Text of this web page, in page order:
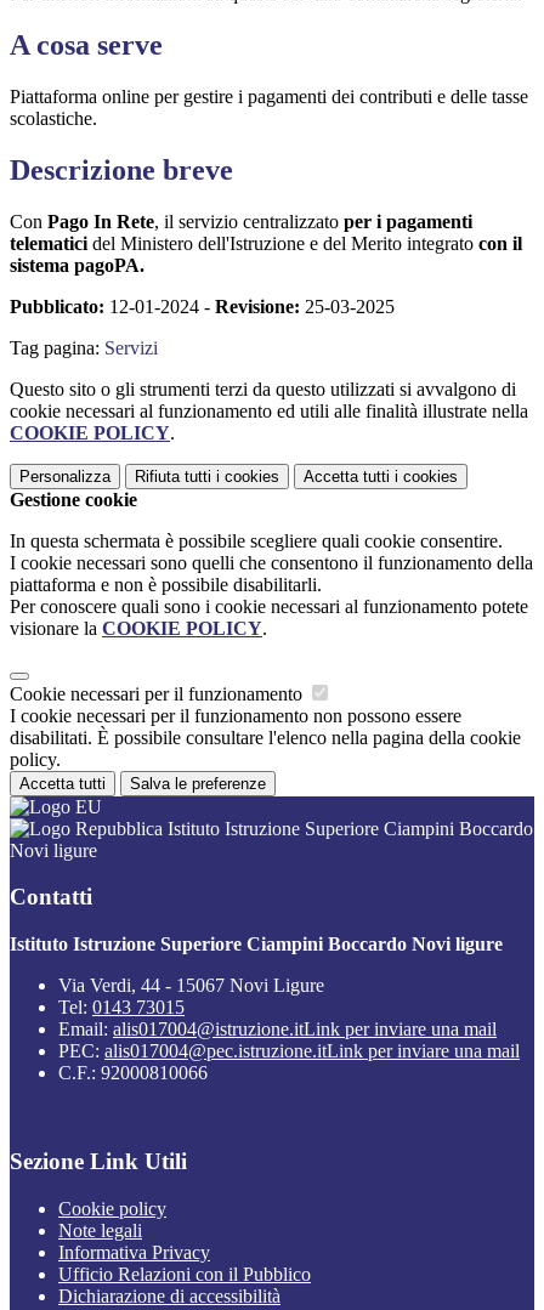
A cosa serve
Piattaforma online per gestire i pagamenti dei contributi e delle tasse
scolastiche.
Descrizione breve
Con Pago In Rete, il servizio centralizzato per i pagamenti
telematici del Ministero dell'Istruzione e del Merito integrato con il
sistema pagoPA.
Pubblicato: 12-01-2024 - Revisione: 25-03-2025
Tag pagina: Servizi
Questo sito o gli strumenti terzi da questo utilizzati si avvalgono di
cookie necessari al funzionamento ed utili alle finalità illustrate nella
COOKIE POLICY.
Personalizza Rifiuta tutti i cookies Accetta tutti i cookies
Gestione cookie
In questa schermata è possibile scegliere quali cookie consentire.
I cookie necessari sono quelli che consentono il funzionamento della
piattaforma e non è possibile disabilitarli.
Per conoscere quali sono i cookie necessari al funzionamento potete
visionare la COOKIE POLICY.
Cookie necessari per il funzionamento
I cookie necessari per il funzionamento non possono essere
disabilitati. È possibile consultare l'elenco nella pagina della cookie
policy.
Accetta tutti Salva le preferenze
Istituto Istruzione Superiore Ciampini Boccardo
Novi ligure
Contatti
Istituto Istruzione Superiore Ciampini Boccardo Novi ligure
Via Verdi, 44 - 15067 Novi Ligure
Tel: 0143 73015
Email: alis017004@istruzione.itLink per inviare una mail
PEC: alis017004@pec.istruzione.itLink per inviare una mail
C.F.: 92000810066
Sezione Link Utili
Cookie policy
Note legali
Informativa Privacy
Ufficio Relazioni con il Pubblico
Dichiarazione di accessibilità